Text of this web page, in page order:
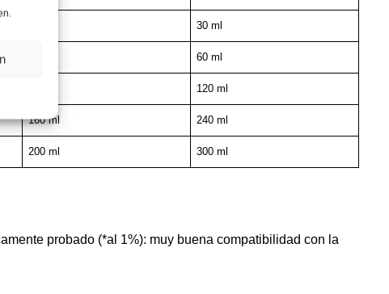
30 ml
60 ml
120 ml
160 ml 240 ml
200 ml 300 ml
probado (*al 1%): muy buena compatibilidad con la